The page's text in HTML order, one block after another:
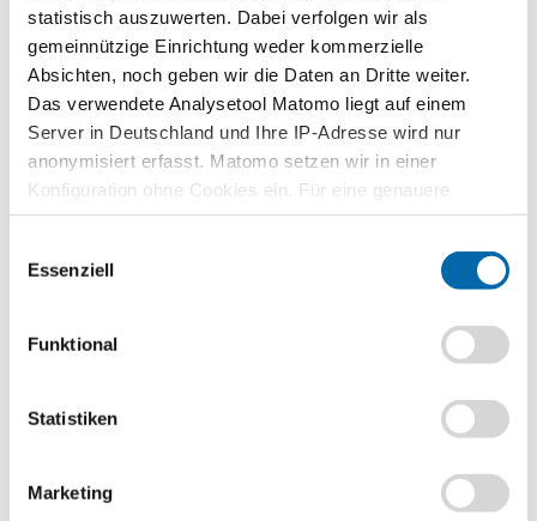
statistisch auszuwerten. Dabei verfolgen wir als
gemeinnützige Einrichtung weder kommerzielle
Absichten, noch geben wir die Daten an Dritte weiter.
Das verwendete Analysetool Matomo liegt auf einem
Server in Deutschland und Ihre IP-Adresse wird nur
anonymisiert erfasst. Matomo setzen wir in einer
Konfiguration ohne Cookies ein. Für eine genauere
Analyse bitte wir Sie, auch den optional wählbaren
Essenziell
Funktional
Statistiken
Marketing
Themenbereich
Soziale Marktwirtschaft
Zeitbedarf
2 Unterrichtsstunden
Stufen
Sekundarstufe I
Kompetenzen
erarbeiten das Ausmaß der Vermögensungleichheit global
erarbeiten wesentliche Ursachen und mögliche Folgen
diskutieren das Für und Wider einer Vermögensteuer in
Deutschland und fassen ein Urteil.